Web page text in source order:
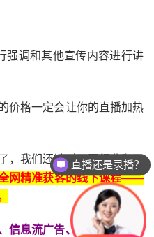
强调和其他宣传内容进行讲
价格一定会让你的直播加热
，我们还针对不同行业和不
网精准获客的线下课程——
信息流广告、短视频运营、
直播还是录播？